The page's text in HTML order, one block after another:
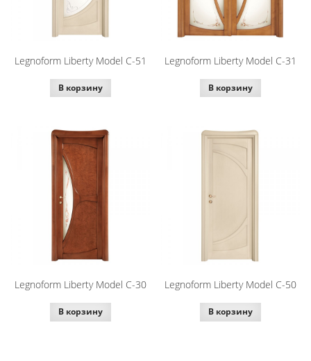
Legnoform Liberty Model C-51
В корзину
Legnoform Liberty Model C-31
В корзину
Legnoform Liberty Model C-30
В корзину
Legnoform Liberty Model C-50
В корзину